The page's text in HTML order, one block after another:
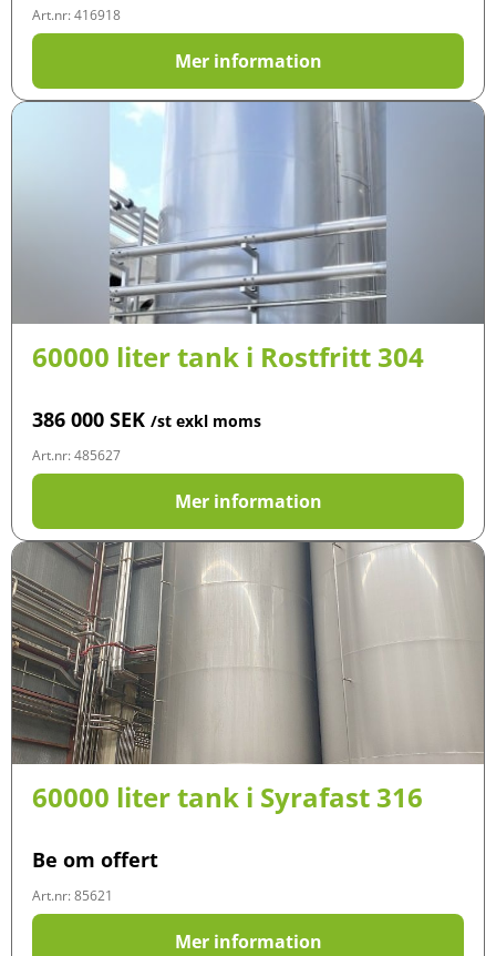
Art.nr: 416918
Mer information
60000 liter tank i Rostfritt 304
386 000 SEK /st exkl moms
Art.nr: 485627
Mer information
60000 liter tank i Syrafast 316
Be om offert
Art.nr: 85621
Mer information